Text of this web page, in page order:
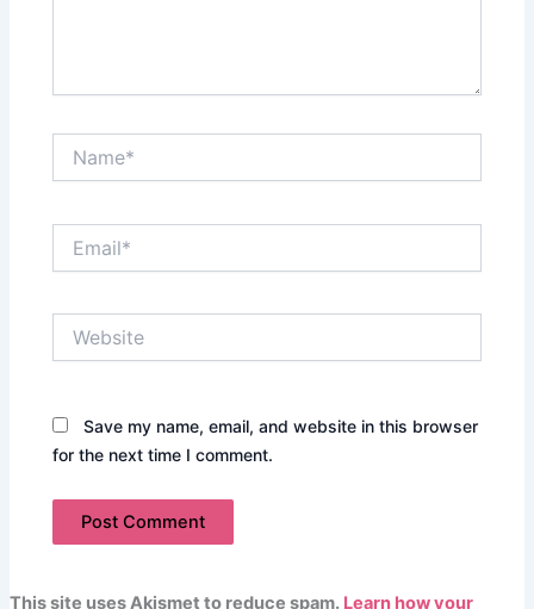
Save my name, email, and website in this browser
for the next time I comment.
This site uses Akismet to reduce spam. Learn how your